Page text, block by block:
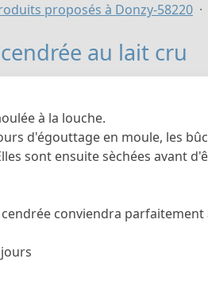
proposés à Donzy-58220
au lait cru
à la louche.
d'égouttage en moule, les
sont ensuite sèchées avant
cendrée conviendra